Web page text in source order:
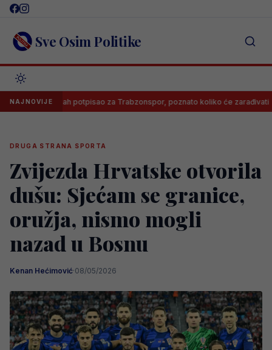
Skip
content Sve Osim Politike
NAJNOVIJE
Salah potpisao za Trabzonspor, poznato koliko će zarađivati
DRUGA STRANA SPORTA
Zvijezda Hrvatske otvorila
dušu: Sjećam se granice,
oružja, nismo mogli
nazad u Bosnu
Kenan Hećimović·08/05/2026